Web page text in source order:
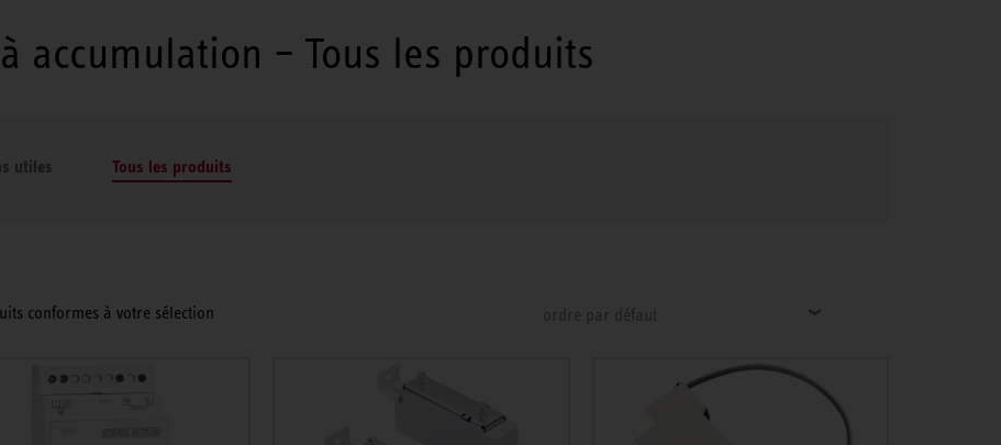
accumulation – Tous les produits
utiles Tous les produits
conformes à votre sélection ordre par défaut